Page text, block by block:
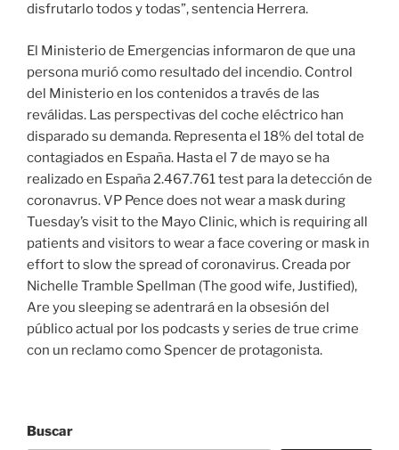
disfrutarlo todos y todas”, sentencia Herrera.
El Ministerio de Emergencias informaron de que una
persona murió como resultado del incendio. Control
del Ministerio en los contenidos a través de las
reválidas. Las perspectivas del coche eléctrico han
disparado su demanda. Representa el 18% del total de
contagiados en España. Hasta el 7 de mayo se ha
realizado en España 2.467.761 test para la detección de
coronavrus. VP Pence does not wear a mask during
Tuesday’s visit to the Mayo Clinic, which is requiring all
patients and visitors to wear a face covering or mask in
effort to slow the spread of coronavirus. Creada por
Nichelle Tramble Spellman (The good wife, Justified),
Are you sleeping se adentrará en la obsesión del
público actual por los podcasts y series de true crime
con un reclamo como Spencer de protagonista.
Buscar